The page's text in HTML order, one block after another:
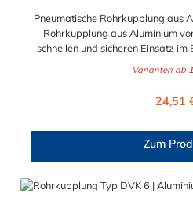
Pneumatische Rohrkupplung aus
Rohrkupplung aus Aluminium
schnellen und sicheren Einsatz
schnelleren Montierbarkeit
Rohrkupplung aus Aluminium
110,0 mm geeignet Baulänge
Alu-Spannbacken (doppelt
Varianten ab
24,51
Zum